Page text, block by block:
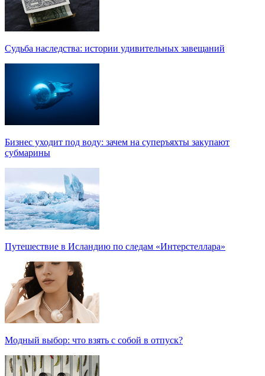
Судьба наследства: истории удивительных завещаний
Бизнес уходит под воду: зачем на суперъяхты закупают
субмарины
Путешествие в Исландию по следам «Интерстеллара»
Модный выбор: что взять с собой в отпуск?